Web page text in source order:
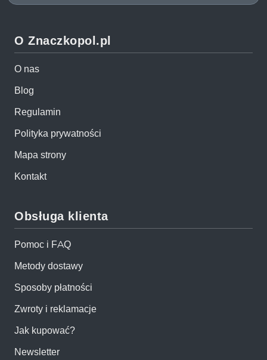
O Znaczkopol.pl
O nas
Blog
Regulamin
Polityka prywatności
Mapa strony
Kontakt
Obsługa klienta
Pomoc i FAQ
Metody dostawy
Sposoby płatności
Zwroty i reklamacje
Jak kupować?
Newsletter